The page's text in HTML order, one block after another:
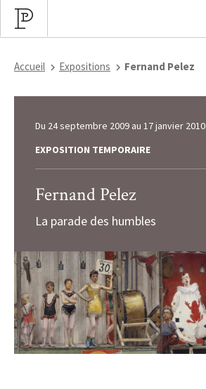
Accueil Expositions Fernand Pelez
Du 24 septembre 2009 au 17 janvier 2010
EXPOSITION TEMPORAIRE
Fernand Pelez
La parade des humbles